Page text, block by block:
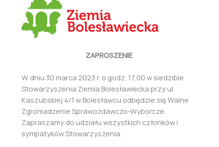
ZAPROSZENIE
W dniu 30 marca 2023 r. o godz. 17,00 w siedzibie
Stowarzyszenia Ziemia Bolesławiecka przy ul.
Kaszubskiej 4/1 w Bolesławcu odbędzie się Walne
Zgromadzenie Sprawozdawczo-Wyborcze.
Zapraszamy do udziału wszystkich członków i
sympatyków Stowarzyszenia.